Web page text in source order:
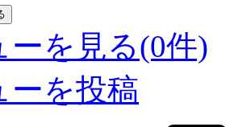
ーを見る(0件)
ーを投稿